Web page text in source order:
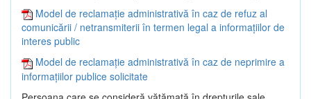
Model de reclamație administrativă în caz de refuz al
comunicării / netransmiterii în termen legal a informațiilor de
interes public
Model de reclamație administrativă în caz de neprimire a
informațiilor publice solicitate